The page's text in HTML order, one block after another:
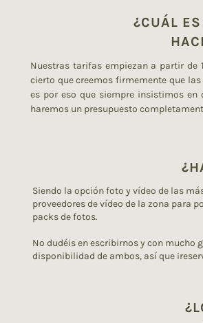
¿CUÁL
Nuestras tarifas empiezan a partir de
cierto que creemos firmemente que
es por eso que siempre insistimos
haremos un presupuesto
Siendo la opción foto y vídeo de las
proveedores de vídeo de la zona para
packs de fotos.
No dudéis en escribirnos y con mucho
disponibilidad de ambos, así que